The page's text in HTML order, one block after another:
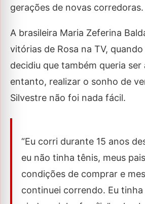
gerações de novas corredoras.
A brasileira Maria Zeferina
vitórias de Rosa na TV,
decidiu que também queria ser
entanto, realizar o sonho de
Silvestre não foi nada fácil.
“Eu corri durante 15 anos
eu não tinha tênis, meus
condições de comprar e
continuei correndo. Eu